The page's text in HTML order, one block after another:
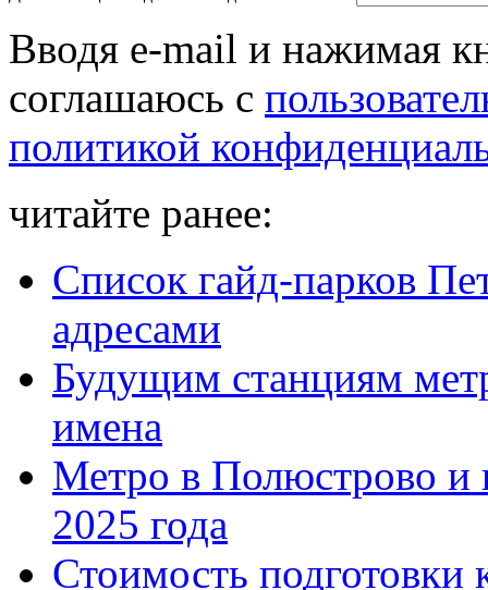
Вводя e-mail и нажимая
соглашаюсь с
политикой
читайте ранее:
Список гайд-парков
адресами
Будущим станциям
имена
Метро в Полюстрово и
2025 года
Стоимость